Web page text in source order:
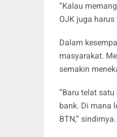
“Kalau
OJK juga harus
Dalam
masyarakat.
semakin
“Baru telat
bank. Di mana
BTN,” sindirnya.